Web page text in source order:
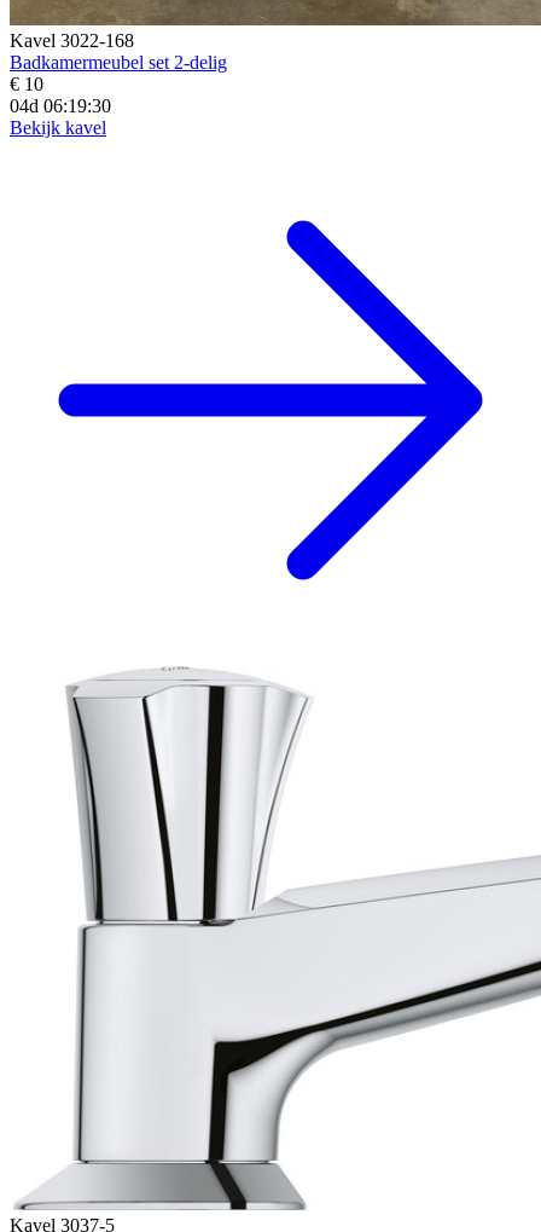
Kavel 3022-168
Badkamermeubel set 2-delig
€ 10
04d 06:19:28
Bekijk kavel
Kavel 3037-5